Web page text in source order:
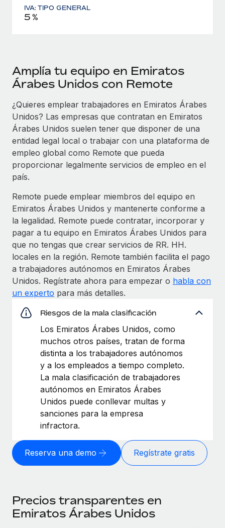
IVA: TIPO GENERAL
5 %
Amplía tu equipo en Emiratos
Árabes Unidos con Remote
¿Quieres emplear trabajadores en Emiratos Árabes
Unidos? Las empresas que contratan en Emiratos
Árabes Unidos suelen tener que disponer de una
entidad legal local o trabajar con una plataforma de
empleo global como Remote que pueda
proporcionar legalmente servicios de empleo en el
país.
Remote puede emplear miembros del equipo en
Emiratos Árabes Unidos y mantenerte conforme a
la legalidad. Remote puede contratar, incorporar y
pagar a tu equipo en Emiratos Árabes Unidos para
que no tengas que crear servicios de RR. HH.
locales en la región. Remote también facilita el pago
a trabajadores autónomos en Emiratos Árabes
Unidos. Regístrate ahora para empezar o habla con
un experto para más detalles.
Riesgos de la mala clasificación
Los Emiratos Árabes Unidos, como
muchos otros países, tratan de forma
distinta a los trabajadores autónomos
y a los empleados a tiempo completo.
La mala clasificación de trabajadores
autónomos en Emiratos Árabes
Unidos puede conllevar multas y
sanciones para la empresa
infractora.
Reserva una demo Regístrate gratis
Precios transparentes en
Emiratos Árabes Unidos